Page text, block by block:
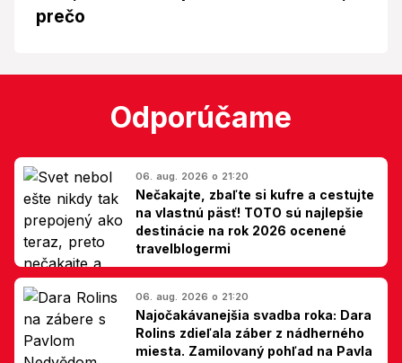
prečo
Odporúčame
06. aug. 2026 o 21:20
Nečakajte, zbaľte si kufre a cestujte
na vlastnú päsť! TOTO sú najlepšie
destinácie na rok 2026 ocenené
travelblogermi
06. aug. 2026 o 21:20
Najočakávanejšia svadba roka: Dara
Rolins zdieľala záber z nádherného
miesta. Zamilovaný pohľad na Pavla